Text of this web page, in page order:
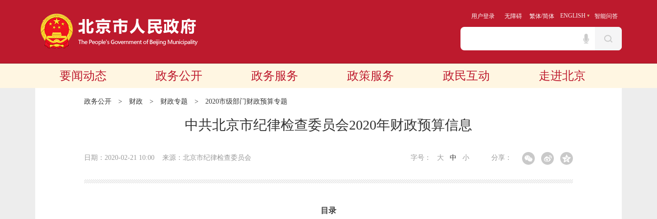
用户登录 无障碍 繁体/简体 ENGLISH 智能问答
要闻动态 政务公开 政务服务 政策服务 政民互动 走进北京
政务公开 > 财政 > 财政专题 > 2020市级部门财政预算专题
中共北京市纪律检查委员会2020年财政预算信息
日期：2020-02-21 10:00 来源：北京市纪律检查委员会 分享：
字号： 大 中 小
目录